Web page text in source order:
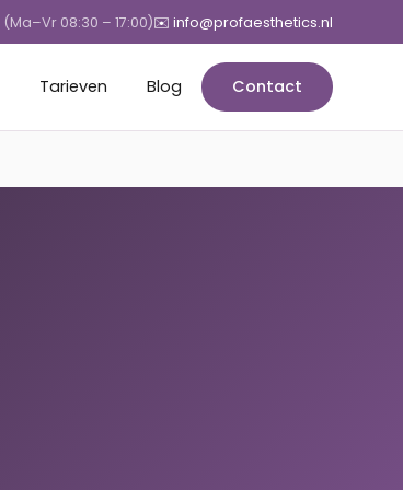
(Ma–Vr 08:30 – 17:00)✉️ info@profaesthetics.nl
Tarieven Blog Contact